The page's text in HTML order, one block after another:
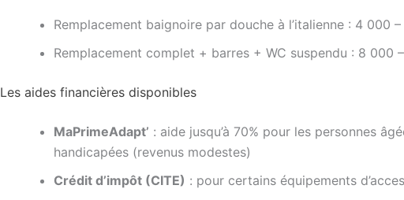
Remplacement baignoire par douche à l’italienne : 4 000
Remplacement complet + barres + WC suspendu : 8 000
Les aides financières disponibles
MaPrimeAdapt’ : aide jusqu’à 70% pour les personnes
handicapées (revenus modestes)
Crédit d’impôt (CITE) : pour certains équipements